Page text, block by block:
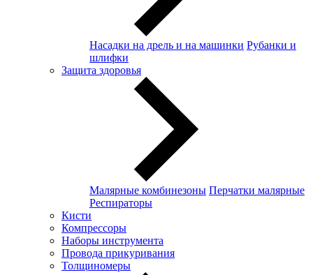
Насадки на дрель и на машинки Рубанки и
шлифки
Защита здоровья
Малярные комбинезоны Перчатки малярные
Респираторы
Кисти
Компрессоры
Наборы инструмента
Провода прикуривания
Толщиномеры